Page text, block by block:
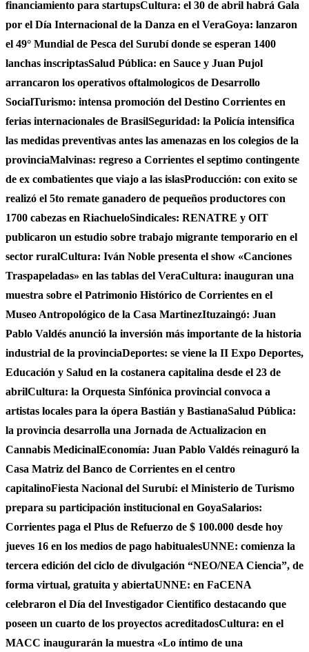
financiamiento para startupsCultura: el 30 de abril habrá Gala
por el Día Internacional de la Danza en el VeraGoya: lanzaron
el 49° Mundial de Pesca del Surubí donde se esperan 1400
lanchas inscriptasSalud Pública: en Sauce y Juan Pujol
arrancaron los operativos oftalmologicos de Desarrollo
SocialTurismo: intensa promoción del Destino Corrientes en
ferias internacionales de BrasilSeguridad: la Policía intensifica
las medidas preventivas antes las amenazas en los colegios de la
provinciaMalvinas: regreso a Corrientes el septimo contingente
de ex combatientes que viajo a las islasProducción: con exito se
realizó el 5to remate ganadero de pequeños productores con
1700 cabezas en RiachueloSindicales: RENATRE y OIT
publicaron un estudio sobre trabajo migrante temporario en el
sector ruralCultura: Iván Noble presenta el show «Canciones
Traspapeladas» en las tablas del VeraCultura: inauguran una
muestra sobre el Patrimonio Histórico de Corrientes en el
Museo Antropológico de la Casa MartinezItuzaingó: Juan
Pablo Valdés anunció la inversión más importante de la historia
industrial de la provinciaDeportes: se viene la II Expo Deportes,
Educación y Salud en la costanera capitalina desde el 23 de
abrilCultura: la Orquesta Sinfónica provincial convoca a
artistas locales para la ópera Bastián y BastianaSalud Pública:
la provincia desarrolla una Jornada de Actualizacion en
Cannabis MedicinalEconomía: Juan Pablo Valdés reinaguró la
Casa Matriz del Banco de Corrientes en el centro
capitalinoFiesta Nacional del Surubí: el Ministerio de Turismo
prepara su participación institucional en GoyaSalarios:
Corrientes paga el Plus de Refuerzo de $ 100.000 desde hoy
jueves 16 en los medios de pago habitualesUNNE: comienza la
tercera edición del ciclo de divulgación “NEO/NEA Ciencia”, de
forma virtual, gratuita y abiertaUNNE: en FaCENA
celebraron el Día del Investigador Cientifico destacando que
poseen un cuarto de los proyectos acreditadosCultura: en el
MACC inaugurarán la muestra «Lo íntimo de una